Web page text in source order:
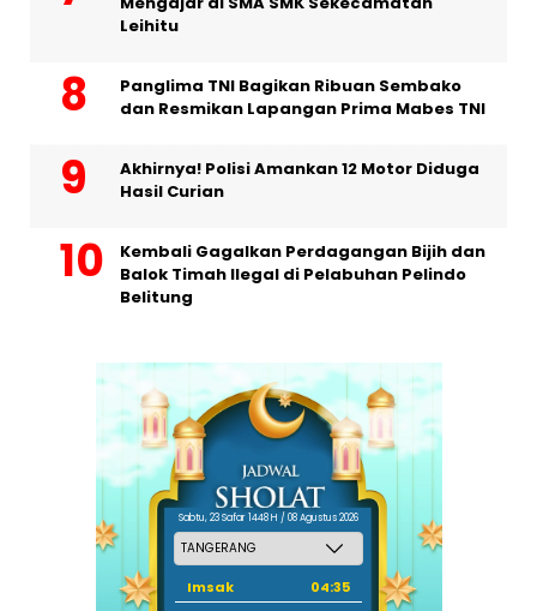
Leihitu
Panglima TNI Bagikan Ribuan Sembako
dan Resmikan Lapangan Prima Mabes TNI
Akhirnya! Polisi Amankan 12 Motor Diduga
Hasil Curian
Kembali Gagalkan Perdagangan Bijih dan
Balok Timah Ilegal di Pelabuhan Pelindo
Belitung
Sabtu, 23 Safar 1448 H / 08 Agustus 2026
Imsak
04:35